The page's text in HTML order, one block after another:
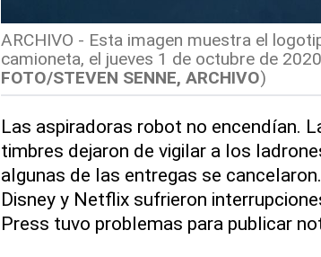
ARCHIVO - Esta imagen muestra el
camioneta, el jueves 1 de octubre de
FOTO/STEVEN SENNE, ARCHIVO)
Las aspiradoras robot no encendían.
timbres dejaron de vigilar a los
algunas de las entregas se
Disney y Netflix sufrieron
Press tuvo problemas para publicar